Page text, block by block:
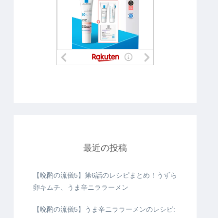
最近の投稿
【晩酌の流儀5】第6話のレシピまとめ！うずら
卵キムチ、うま辛ニララーメン
【晩酌の流儀5】うま辛ニララーメンのレシピ: